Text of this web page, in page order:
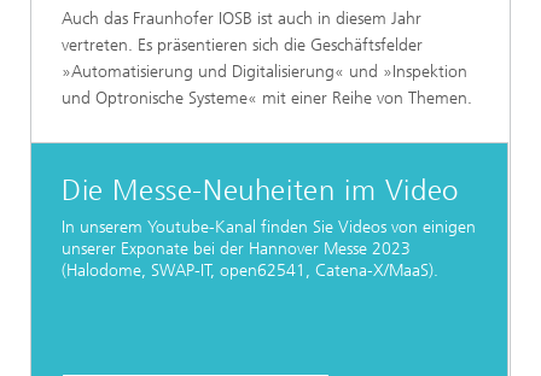
Auch das Fraunhofer IOSB ist auch in diesem Jahr
vertreten. Es präsentieren sich die Geschäftsfelder
»Automatisierung und Digitalisierung« und »Inspektion
und Optronische Systeme« mit einer Reihe von Themen.
Die Messe-Neuheiten im Video
In unserem Youtube-Kanal finden Sie Videos von einigen
unserer Exponate bei der Hannover Messe 2023
(Halodome, SWAP-IT, open62541, Catena-X/MaaS).